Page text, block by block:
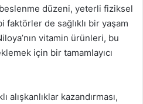
düzeni, yeterli fiziksel
de sağlıklı bir yaşam
vitamin ürünleri, bu
için bir tamamlayıcı
alışkanlıklar kazandırması,